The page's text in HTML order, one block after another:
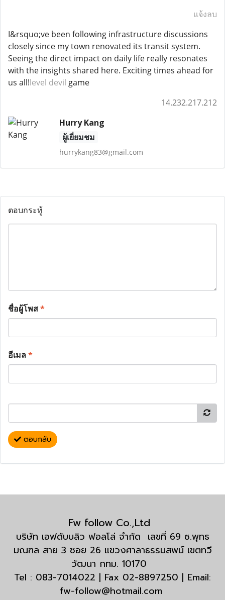
แจ้งลบ
I&rsquo;ve been following infrastructure discussions
closely since my town renovated its transit system.
Seeing the direct impact on daily life really resonates
with the insights shared here. Exciting times ahead for
us all!level devil game
14.232.217.212
Hurry Kang
ผู้เยี่ยมชม
hurrykang83@gmail.com
ตอบกระทู้
ชื่อผู้โพส*
อีเมล*
ตอบกลับ
Fw follow Co.,Ltd
บริษัท เอฟดับบลิว ฟอลโล่ จำกัด เลขที่ 69 ซ.พุทธ
มณฑล สาย 3 ซอย 26 แขวงศาลาธรรมสพน์ เขตทวี
วัฒนา กทม. 10170
Tel : 083-7014022 | Fax 02-8897250 | Email:
fw-follow@hotmail.com